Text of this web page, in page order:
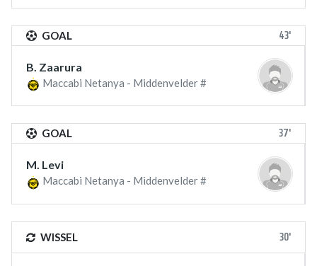
GOAL 43'
B. Zaarura
Maccabi Netanya - Middenvelder #
GOAL 37'
M. Levi
Maccabi Netanya - Middenvelder #
WISSEL 30'